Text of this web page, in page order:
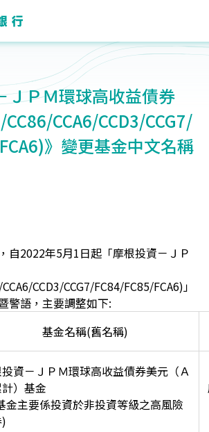
ＪＰＭ環球高收益債券
CCA6/CCD3/CCG7/
》變更基金中文名稱
自2022年5月1日起「摩根投資－ＪＰ
CCD3/CCG7/FC84/FC85/FCA6)」
警語 ，主要調整如下:
基金名稱(舊名稱)
資－ＪＰＭ環球高收益債券美元（Ａ
）基金
金主要係投資於非投資等級之高風險